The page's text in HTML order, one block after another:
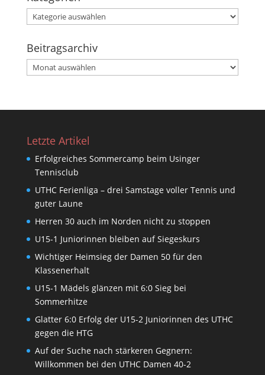
Kategorien
Beitragsarchiv
Beitragsarchiv
Letzte Artikel
Erfolgreiches Sommercamp beim Usinger
Tennisclub
UTHC Ferienliga – drei Samstage voller Tennis und
guter Laune
Herren 30 auch im Norden nicht zu stoppen
U15-1 Juniorinnen bleiben auf Siegeskurs
Wichtiger Heimsieg der Damen 50 für den
Klassenerhalt
U15-1 Mädels glänzen mit 6:0 Sieg bei
Sommerhitze
Glatter 6:0 Erfolg der U15-2 Juniorinnen des UTHC
gegen die HTG
Auf der Suche nach stärkeren Gegnern:
Willkommen bei den UTHC Damen 40-2